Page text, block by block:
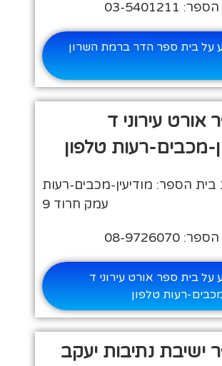
5401211
בית ספר הדר ברמת השרון
עירוני ד
מכבים-רעות טלפון
הספר: מודיעין-מכבים-רעות
עמק חרוד 9
9726070
בית ספר אורט עירוני ד
רעות טלפון
ישיבת נתיבות יעקב